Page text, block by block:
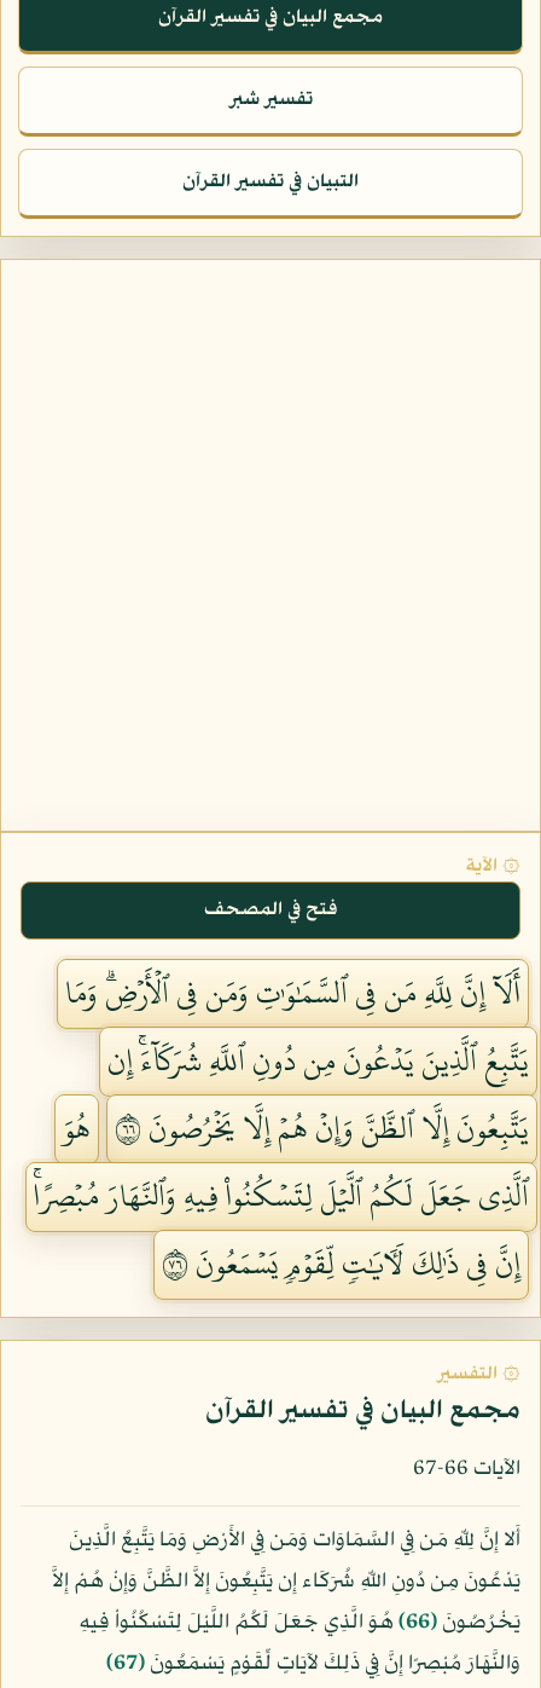
مجمع البيان في تفسير القرآن
تفسير شبر
التبيان في تفسير القرآن
۞ الآية
فتح في المصحف
أَلَآ إِنَّ لِلَّهِ مَن فِي ٱلسَّمَٰوَٰتِ وَمَن فِي ٱلۡأَرۡضِۗ وَمَا
يَتَّبِعُ ٱلَّذِينَ يَدۡعُونَ مِن دُونِ ٱللَّهِ شُرَكَآءَۚ إِن
يَتَّبِعُونَ إِلَّا ٱلظَّنَّ وَإِنۡ هُمۡ إِلَّا يَخۡرُصُونَ ٦٦
هُوَ
ٱلَّذِي جَعَلَ لَكُمُ ٱلَّيۡلَ لِتَسۡكُنُواْ فِيهِ وَٱلنَّهَارَ مُبۡصِرًاۚ
إِنَّ فِي ذَٰلِكَ لَأٓيَٰتٖ لِّقَوۡمٖ يَسۡمَعُونَ ٦٧
۞ التفسير
مجمع البيان في تفسير القرآن
الآيات 66-67
أَلا إِنَّ لِلّهِ مَن فِي السَّمَاوَات وَمَن فِي الأَرْضِ وَمَا يَتَّبِعُ الَّذِينَ
يَدْعُونَ مِن دُونِ اللّهِ شُرَكَاء إِن يَتَّبِعُونَ إِلاَّ الظَّنَّ وَإِنْ هُمْ إِلاَّ
يَخْرُصُونَ﴿66﴾
هُوَ الَّذِي جَعَلَ لَكُمُ اللَّيْلَ لِتَسْكُنُواْ فِيهِ
وَالنَّهَارَ مُبْصِرًا إِنَّ فِي ذَلِكَ لآيَاتٍ لِّقَوْمٍ يَسْمَعُونَ﴿67﴾